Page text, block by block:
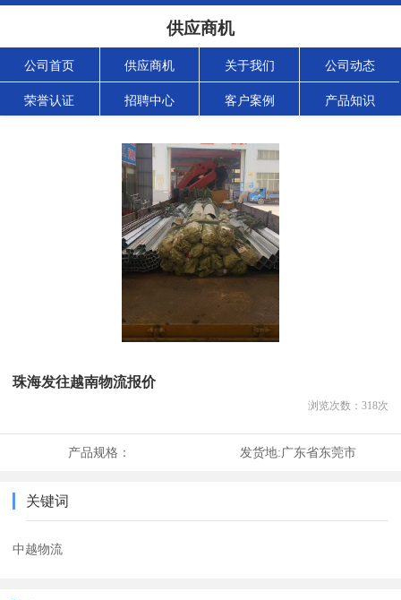
供应商机
公司首页 供应商机 关于我们 公司动态
荣誉认证 招聘中心 客户案例 产品知识
珠海发往越南物流报价
浏览次数： 318次
产品规格： 发货地:广东省东莞市
关键词
中越物流